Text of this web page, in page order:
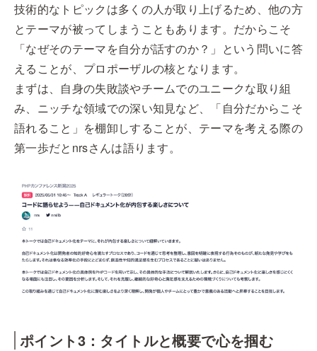
技術的なトピックは多くの人が取り上げるため、他の方
とテーマが被ってしまうこともあります。だからこそ
「なぜそのテーマを自分が話すのか？」という問いに答
えることが、プロポーザルの核となります。
まずは、自身の失敗談やチームでのユニークな取り組
み、ニッチな領域での深い知見など、「自分だからこそ
語れること」を棚卸しすることが、テーマを考える際の
第一歩だとnrsさんは語ります。
ポイント3：タイトルと概要で心を掴む